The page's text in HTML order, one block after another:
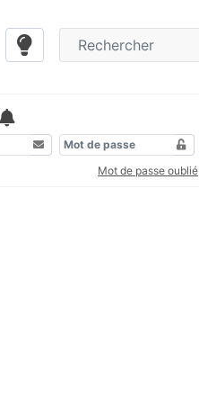
Mot de passe oublié